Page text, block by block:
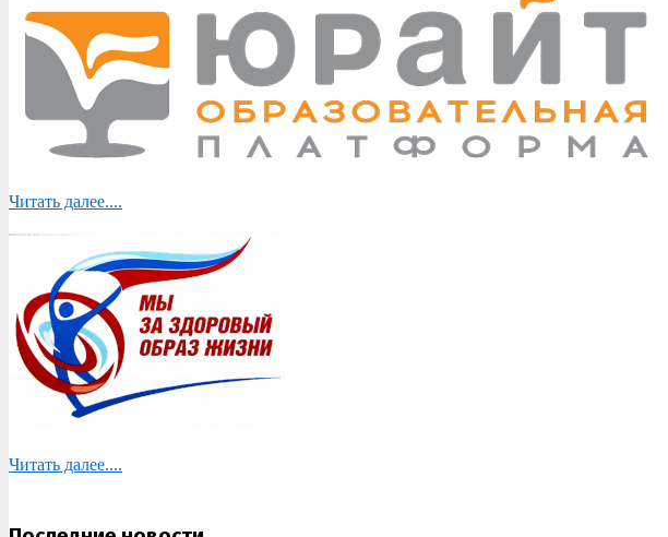
Читать далее....
Читать далее....